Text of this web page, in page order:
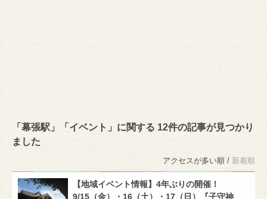
「幕張駅」「イベント」に関する 12件の記事が見つかり
ました
アクセスが多い順 / 新着順
【地域イベント情報】4年ぶりの開催！
9/15（金）・16（土）・17（日）『子守神